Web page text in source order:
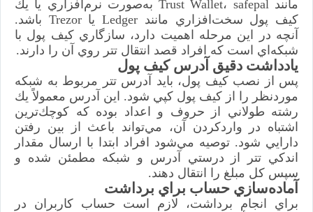
مانند Trust Wallet، safepal به‌صورت نرم‌افزاري يا يك
كيف پول سخت‌افزاري مانند Ledger يا Trezor باشد.
آنچه در اين مرحله اهميت دارد، سازگاري كيف پول با
شبكه‌اي است كه افراد قصد انتقال تتر روي آن را دارند.
يادداشت دقيق آدرس كيف پول
پس از نصب كيف پول، بايد آدرس تتر مربوط به شبكه
موردنظر را از كيف پول كپي شود. اين آدرس معمولاً يك
‌رشته طولاني از حروف و اعداد بوده كه كوچك‌ترين
اشتباه در واردكردن آن، مي‌تواند باعث از بين رفتن
دارايي شود. توصيه مي‌شود افراد ابتدا با ارسال مقدار
اندكي تتر از درستي آدرس و شبكه مطمئن شده و
سپس كل مبلغ را انتقال دهند.
آماده‌سازي حساب براي برداشت
براي انجام برداشت، لازم است حساب كاربران در